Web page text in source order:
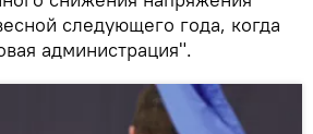
следующего года, когда
администрация".